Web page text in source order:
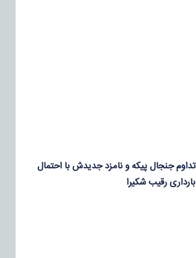
تداوم جنجال پیکه و نامزد جدیدش با احتمال
بارداری رقیب شکیرا